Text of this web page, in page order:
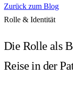
Zurück zum Blog
Rolle & Identität
Die Rolle als
Reise in der